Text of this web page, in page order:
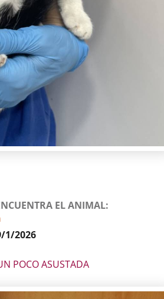
EL ANIMAL
1/2026
POCO ASUSTADA